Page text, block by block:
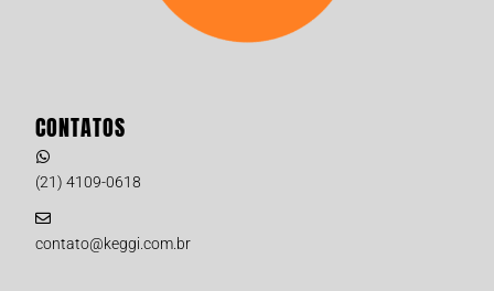
CONTATOS
(21) 4109-0618
contato@keggi.com.br